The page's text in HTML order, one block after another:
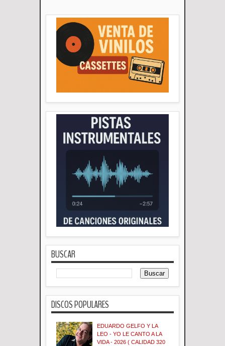
BUSCAR
DISCOS POPULARES
EDUARDO GELFO Y LA
LEO - YO LE CANTO A LA
VIDA - 2026 ( CALIDAD 320